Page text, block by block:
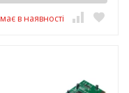
в наявності